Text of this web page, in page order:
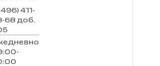
411-
68 доб.